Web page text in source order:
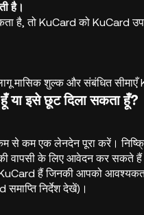
है।
है, तो KuCard को KuCard
मासिक शुल्क और संबंधित
या इसे छूट दिला सकता हूँ?
से कम एक लेनदेन पूरा करें।
की वापसी के लिए आवेदन कर सकते
हैं जिनकी आपको
निर्देश देखें)।